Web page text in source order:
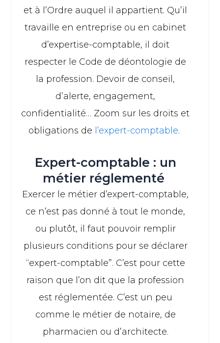
et à l’Ordre auquel il appartient. Qu’il
travaille en entreprise ou en cabinet
d’expertise-comptable, il doit
respecter le Code de déontologie de
la profession. Devoir de conseil,
d’alerte, engagement,
confidentialité… Zoom sur les droits et
obligations de l’expert-comptable.
Expert-comptable : un
métier réglementé
Exercer le métier d’expert-comptable,
ce n’est pas donné à tout le monde,
ou plutôt, il faut pouvoir remplir
plusieurs conditions pour se déclarer
“expert-comptable”. C’est pour cette
raison que l’on dit que la profession
est réglementée. C’est un peu
comme le métier de notaire, de
pharmacien ou d’architecte.